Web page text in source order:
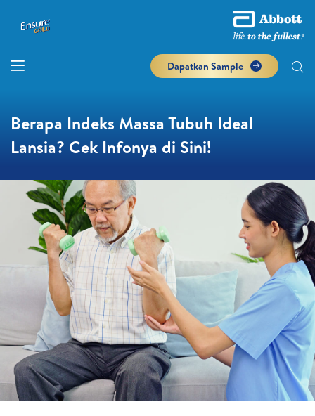
Dapatkan Sample
Berapa Indeks Massa Tubuh Ideal
Lansia? Cek Infonya di Sini!